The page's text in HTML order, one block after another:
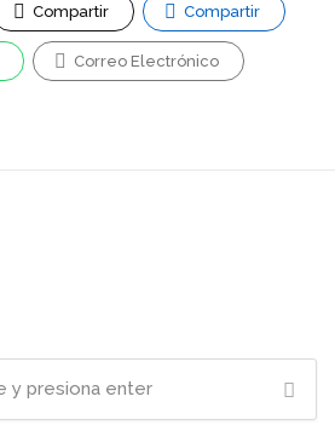
Compartir Compartir
Correo Electrónico